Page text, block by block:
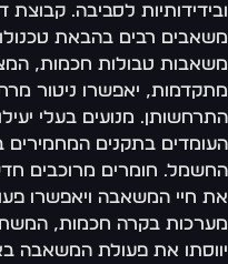
לסביבה. קבוצת
רבים בהבאת
טבולות חכמות,
יאפשרו ניטור
מנועים בעלי
בתקנים המחמירים
חומרים מרוכבים
חיי המשאבה ויאפשרו
בקרה חכמות,
את פעולת המשאבה